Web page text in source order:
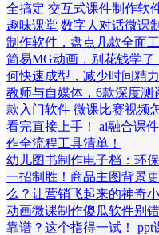
全搞定 交互式课件制作软
趣味课堂 数字人对话微课
制作软件，盘点几款全面
简易MG动画，别花钱学了
何快速成型，减少时间精
教师与自媒体，6款深度测
款入门软件 微课比赛视频
看完直接上手！
ai融合课
作全流程工具清单！
幼儿图书制作电子档：环
一招制胜！商品主图背景
么？让营销飞起来的神奇
动画微课制作傻瓜软件别
靠谱？这个指得一试！
ppt